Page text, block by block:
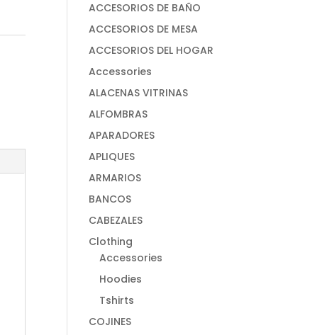
ACCESORIOS DE BAÑO
ACCESORIOS DE MESA
ACCESORIOS DEL HOGAR
Accessories
ALACENAS VITRINAS
ALFOMBRAS
APARADORES
APLIQUES
ARMARIOS
BANCOS
CABEZALES
Clothing
Accessories
Hoodies
Tshirts
COJINES